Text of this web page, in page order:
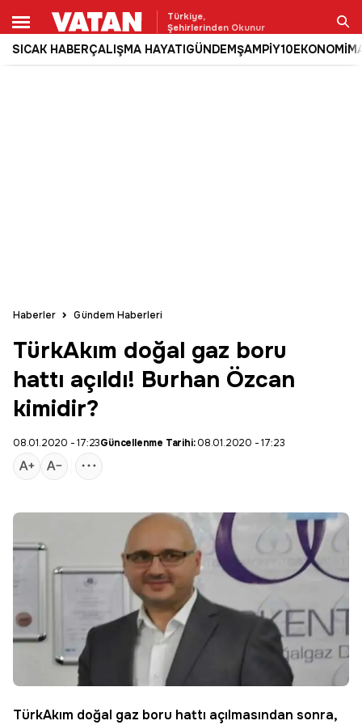
Türkiye,
Şehirlerinden Okunur
SICAK HABERÇALIŞMA HAYATIGÜNDEMŞAMPİY10EKONOMİ
Ara
Haberler Gündem Haberleri
TürkAkım doğal gaz boru
hattı açıldı! Burhan Özcan
kimidir?
08.01.2020 - 17:23Güncellenme Tarihi:08.01.2020 - 17:23
TürkAkım doğal gaz boru hattı açılmasından sonra,